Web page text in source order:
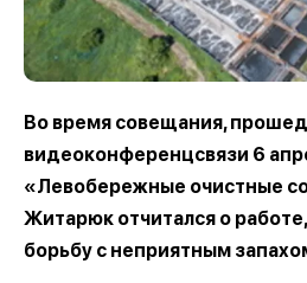
Во время совещания,
видеоконференцсвязи 6
«Левобережные очистные
Житарюк отчитался о
борьбу с неприятным